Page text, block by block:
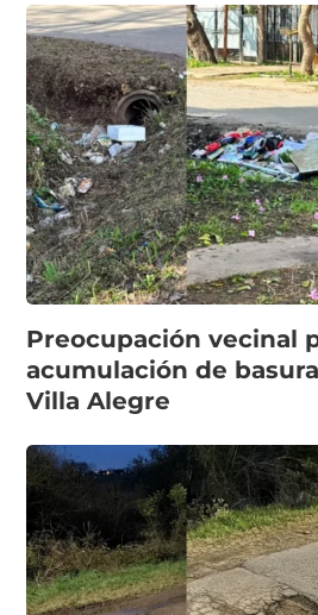
Preocupación vecinal
acumulación de
Villa Alegre